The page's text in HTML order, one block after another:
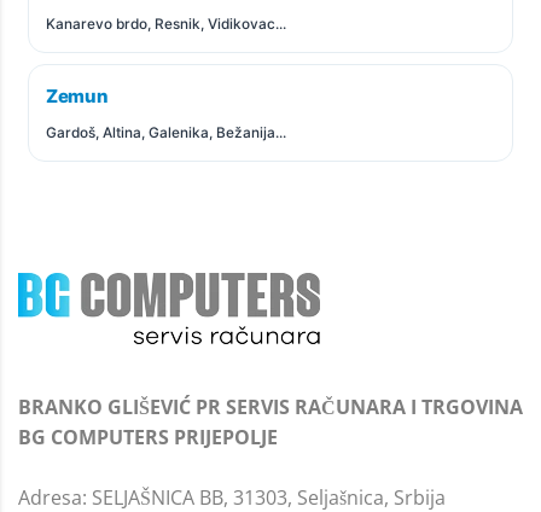
Kanarevo brdo, Resnik, Vidikovac...
Zemun
Gardoš, Altina, Galenika, Bežanija...
BRANKO GLIŠEVIĆ PR SERVIS RAČUNARA I TRGOVINA
BG COMPUTERS PRIJEPOLJE
Adresa: SELJAŠNICA BB, 31303, Seljašnica, Srbija